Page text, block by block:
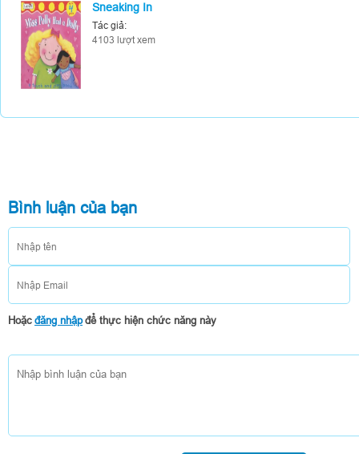
Sneaking In
Tác giả:
4103 lượt xem
Bình luận của bạn
Hoặcđăng nhậpđể thực hiện chức năng này